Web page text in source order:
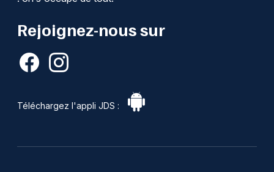
Rejoignez-nous sur
Téléchargez l'appli JDS :